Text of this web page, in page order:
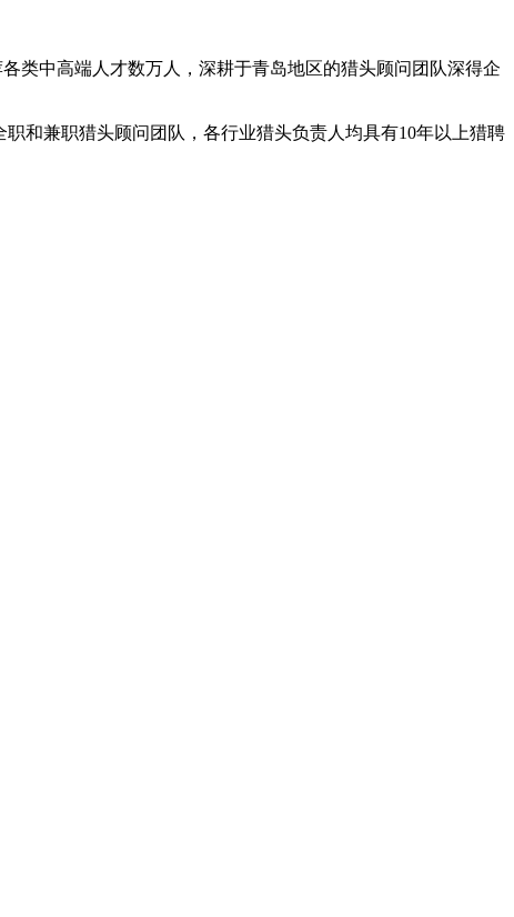
类中高端人才数万人，深耕于青岛地区的猎头顾问团队深得企
和兼职猎头顾问团队，各行业猎头负责人均具有10年以上猎聘